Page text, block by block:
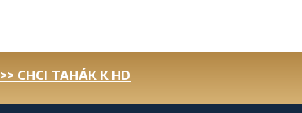
>> CHCI TAHÁK K HD